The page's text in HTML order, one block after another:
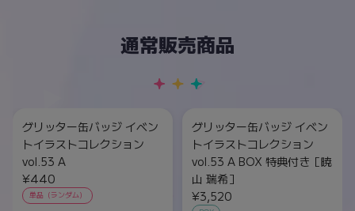
通常販売商品
グリッター缶バッジ イベン
トイラストコレクション
vol.53 A
¥440
単品（ランダム）
グリッター缶バッジ イベン
トイラストコレクション
vol.53 A BOX 特典付き［暁
山 瑞希］
¥3,520